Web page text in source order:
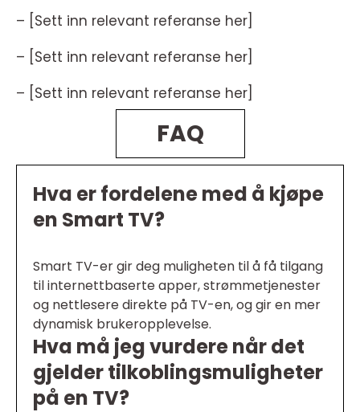
– [Sett inn relevant referanse her]
– [Sett inn relevant referanse her]
– [Sett inn relevant referanse her]
FAQ
Hva er fordelene med å kjøpe
en Smart TV?
Smart TV-er gir deg muligheten til å få tilgang
til internettbaserte apper, strømmetjenester
og nettlesere direkte på TV-en, og gir en mer
dynamisk brukeropplevelse.
Hva må jeg vurdere når det
gjelder tilkoblingsmuligheter
på en TV?